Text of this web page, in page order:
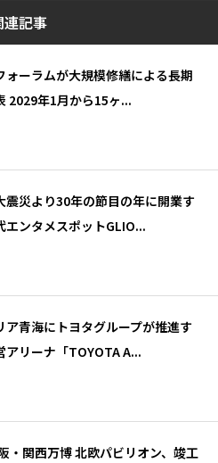
連記事
ォーラムが大規模修繕による長期
2029年1月から15ヶ...
震災より30年の節目の年に開業す
エンタメスポットGLIO...
ア青海にトヨタグループが推進す
アリーナ「TOYOTA A...
・関西万博 北欧パビリオン、竣工